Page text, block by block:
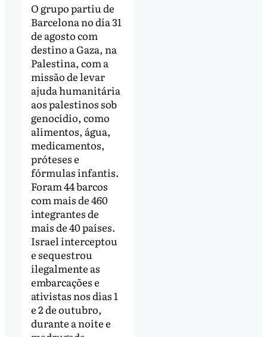
O grupo partiu de
Barcelona no dia 31
de agosto com
destino a Gaza, na
Palestina, com a
missão de levar
ajuda humanitária
aos palestinos sob
genocídio, como
alimentos, água,
medicamentos,
próteses e
fórmulas infantis.
Foram 44 barcos
com mais de 460
integrantes de
mais de 40 países.
Israel interceptou
e sequestrou
ilegalmente as
embarcações e
ativistas nos dias 1
e 2 de outubro,
durante a noite e